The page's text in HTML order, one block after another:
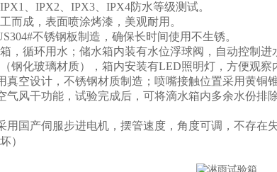
、IPX2、IPX3、IPX4防水等级测试。
而成，表面喷涂烤漆，美观耐用。
不锈钢板制造，确保长时间使用不生锈。
，循环用水；储水箱内装有水位浮球阀，自动控制进
钢化玻璃材质），箱内安装有LED照明灯，方便观察
真空设计，不锈钢材质制造；喷嘴接触位置采用黄铜
气风干功能，试验完成后，可将滴水箱内多余水份
用国产伺服步进电机，摆管速度，角度可调，不存
）